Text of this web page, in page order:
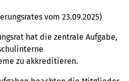
vom 23.09.2025)
hat die zentrale Aufgabe,
zu akkreditieren.